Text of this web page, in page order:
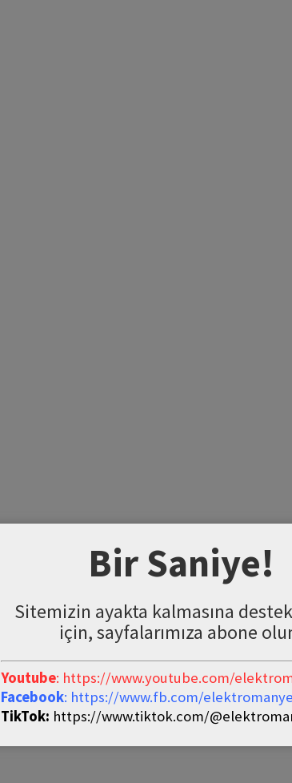
Bir Saniye!
Sitemizin ayakta kalmasına
için, sayfalarımıza abone
Youtube: https://www.youtube.com/
Facebook: https://www.fb.com/
TikTok: https://www.tiktok.com/